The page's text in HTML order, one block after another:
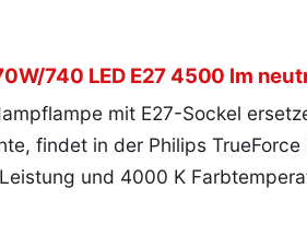
740 LED E27 4500 lm
mit E27-Sockel
findet in der Philips
und 4000 K